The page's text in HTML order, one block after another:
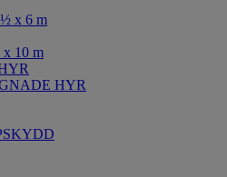
x 6 m
10 m
HYR